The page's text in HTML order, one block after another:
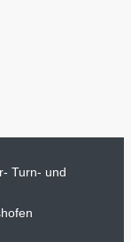
Turn- und